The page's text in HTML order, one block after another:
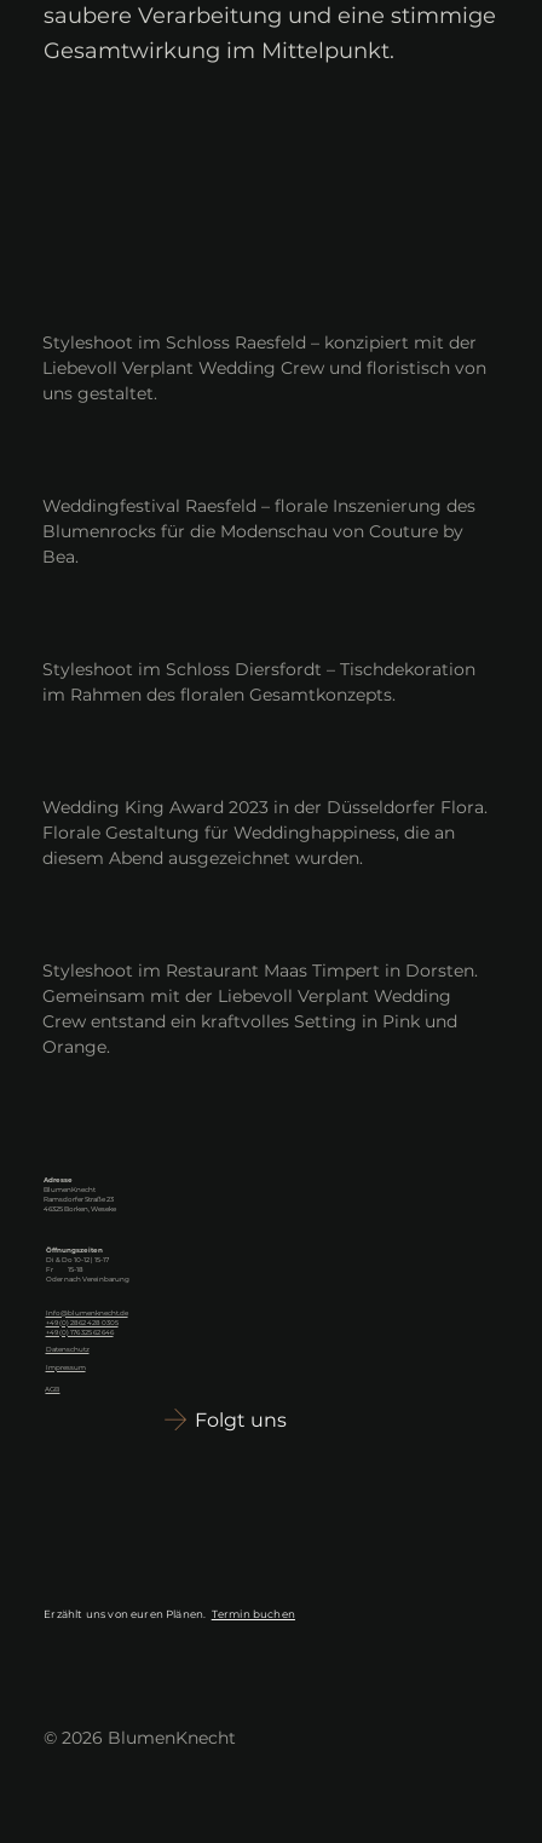
saubere Verarbeitung und eine stimmige
Gesamtwirkung im Mittelpunkt.
Styleshoot im Schloss Raesfeld – konzipiert mit der
Liebevoll Verplant Wedding Crew und floristisch von
uns gestaltet.
Weddingfestival Raesfeld – florale Inszenierung des
Blumenrocks für die Modenschau von Couture by
Bea.
Styleshoot im Schloss Diersfordt – Tischdekoration
im Rahmen des floralen Gesamtkonzepts.
Wedding King Award 2023 in der Düsseldorfer Flora.
Florale Gestaltung für Weddinghappiness, die an
diesem Abend ausgezeichnet wurden.
Styleshoot im Restaurant Maas Timpert in Dorsten.
Gemeinsam mit der Liebevoll Verplant Wedding
Crew entstand ein kraftvolles Setting in Pink und
Orange.
Adresse
BlumenKnecht
Ramsdorfer Straße 23
46325 Borken, Weseke
Öffnungszeiten
Di & Do 10-12 | 15-17
Fr 15-18
Oder nach Vereinbarung
Info@blumenknecht.de
+49 (0) 2862 428 0305
+49 (0) 176 325 62 646
Datenschutz
Impressum
AGB
Folgt uns
Erzählt uns von euren Plänen. Termin buchen
© 2026 BlumenKnecht